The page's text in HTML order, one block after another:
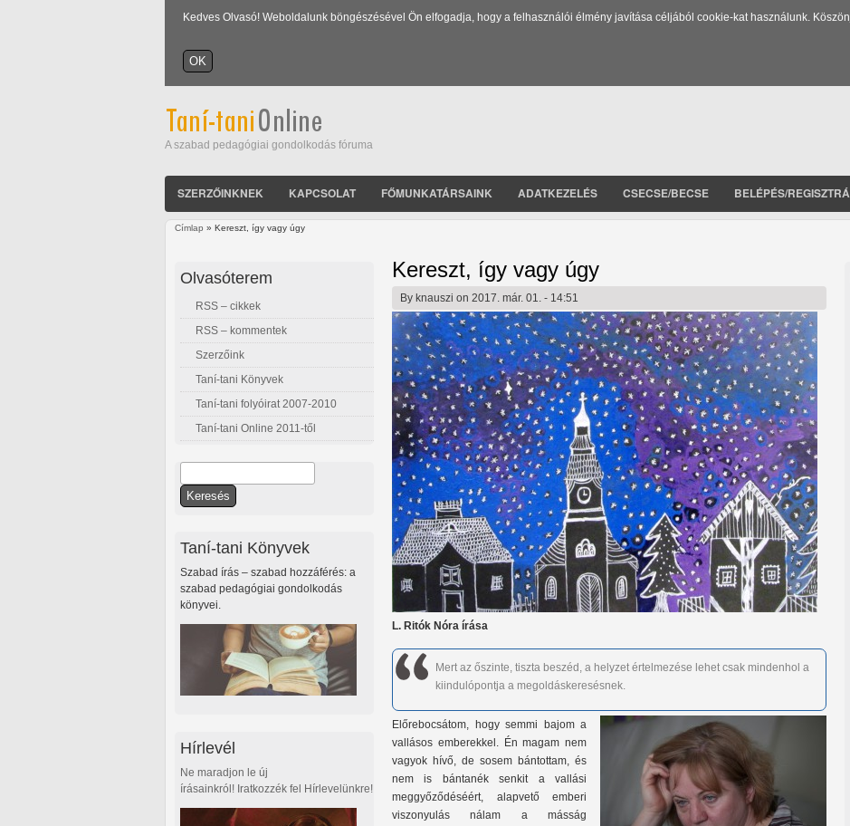
Kedves Olvasó! Weboldalunk böngészésével Ön elfogadja, hogy a felhasználói élmény javítása céljából cookie-kat használunk.
A szabad pedagógiai gondolkodás fóruma
SZERZŐINKNEK KAPCSOLAT FŐMUNKATÁRSAINK ADATKEZELÉS CSECSE/BECSE BELÉPÉS/
Címlap » Kereszt, így vagy úgy
Kereszt, így vagy úgy
By knauszi on 2017. már. 01. - 14:51
L. Ritók Nóra írása
Mert az őszinte, tiszta beszéd, a helyzet értelmezése lehet csak mindenhol a
kiindulópontja a megoldáskeresésnek.
Előrebocsátom, hogy semmi bajom a
vallásos emberekkel. Én magam nem
vagyok hívő, de sosem bántottam, és
nem is bántanék senkit a vallási
meggyőződéséért, alapvető emberi
viszonyulás nálam a másság
Olvasóterem
RSS – cikkek
RSS – kommentek
Szerzőink
Taní-tani Könyvek
Taní-tani folyóirat 2007-2010
Taní-tani Online 2011-től
Keresés űrlap
Taní-tani Könyvek
Szabad írás – szabad hozzáférés: a
szabad pedagógiai gondolkodás
könyvei.
Hírlevél
Ne maradjon le új
írásainkról! Iratkozzék fel Hírlevelünkre!